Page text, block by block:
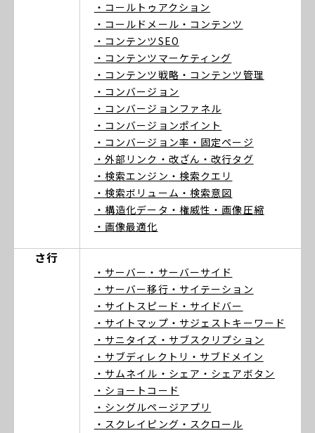
・コールトゥアクション
・コールドメール ・コンテンツ
・コンテンツSEO
・コンテンツマーケティング
・コンテンツ戦略 ・コンテンツ管理
・コンバージョン
・コンバージョンファネル
・コンバージョンポイント
・コンバージョン率 ・固定ページ
・外部リンク ・改ざん ・改行タグ
・検索エンジン ・検索クエリ
・検索ボリューム ・検索意図
・構造化データ ・権威性 ・画像圧縮
・画像最適化
さ行
・サーバー ・サーバーサイド
・サーバー移行 ・サイテーション
・サイトスピード ・サイドバー
・サイトマップ ・サジェストキーワード
・サニタイズ ・サブスクリプション
・サブディレクトリ ・サブドメイン
・サムネイル ・シェア ・シェアボタン
・ショートコード
・シングルページアプリ
・スクレイピング ・スクロール